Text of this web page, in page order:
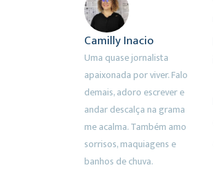
Camilly Inacio
Uma quase jornalista
apaixonada por viver. Falo
demais, adoro escrever e
andar descalça na grama
me acalma. Também amo
sorrisos, maquiagens e
banhos de chuva.